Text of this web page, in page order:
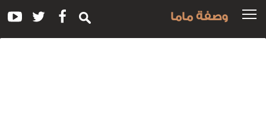
وصفة ماما